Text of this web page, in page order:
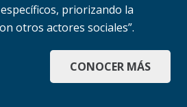
priorizando la
otros actores sociales”.
CONOCER MÁS